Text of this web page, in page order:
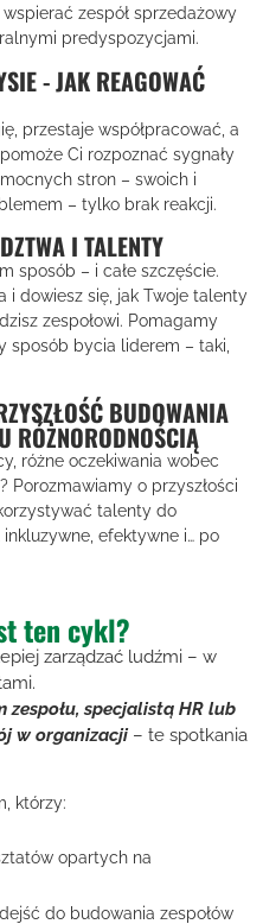
zespół sprzedażowy
predyspozycjami.
- JAK REAGOWAĆ
przestaje współpracować, a
Ci rozpoznać sygnały
stron – swoich i
– tylko brak reakcji.
I TALENTY
sposób – i całe szczęście.
i dowiesz się, jak Twoje talenty
zespołowi. Pomagamy
sposób bycia liderem – taki,
BUDOWANIA
RÓŻNORODNOŚCIĄ
różne oczekiwania wobec
Porozmawiamy o przyszłości
talenty do
efektywne i… po
ten cykl?
zarządzać ludźmi – w
zespołu, specjalistą HR lub
w organizacji– te spotkania
którzy:
opartych na
do budowania zespołów